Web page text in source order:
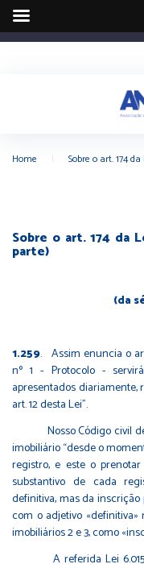
Home Sobre o art. 174
Sobre o art. 174 da
parte)
(da
1.259. Assim enuncia o
nº 1 - Protocolo -
apresentados diariamente,
art. 12 desta Lei”.
Nosso Código civil de
imobiliário “desde o
registro, e este o
substantivo de cada
definitiva, mas da
com o adjetivo
imobiliários 2 e 3, como
A referida Lei 6.015,